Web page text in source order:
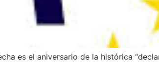
es el aniversario de la histórica